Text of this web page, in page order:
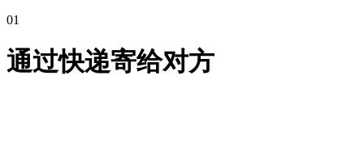
01
通过快递寄给对方